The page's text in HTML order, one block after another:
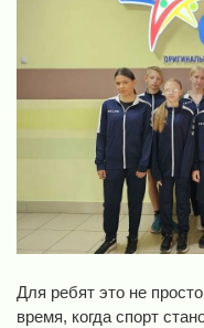
Для ребят это не
время, когда спорт